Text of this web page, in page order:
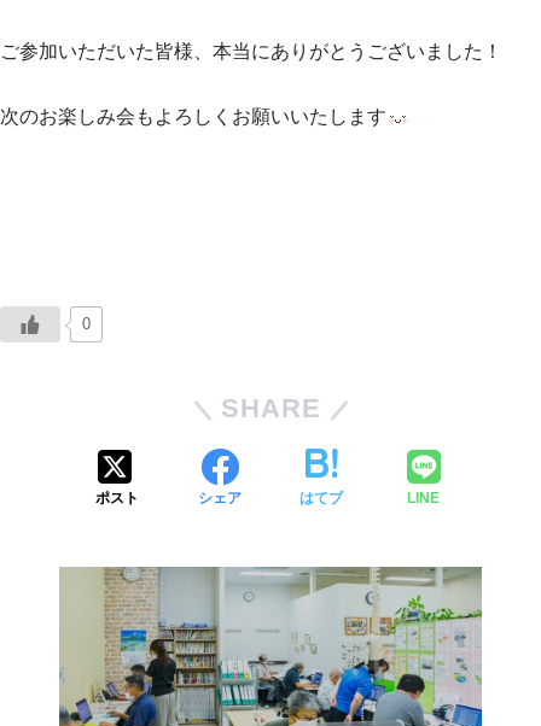
ご参加いただいた皆様、本当にありがとうございました！
次のお楽しみ会もよろしくお願いいたします
0
SHARE
ポスト シェア はてブ LINE